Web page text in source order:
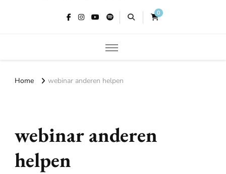
0
Home webinar anderen helpen
webinar anderen
helpen